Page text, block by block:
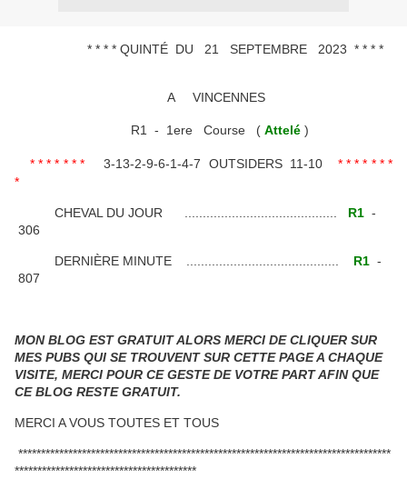
* * * * QUINTÉ DU 21 SEPTEMBRE 2023 * * * *
A VINCENNES
R1 - 1ere Course ( Attelé )
* * * * * * * 3-13-2-9-6-1-4-7 OUTSIDERS 11-10
* * * * * * *
*
CHEVAL DU JOUR .......................................... R1 -
306
DERNIÈRE MINUTE .......................................... R1 -
807
MON BLOG EST GRATUIT ALORS MERCI DE CLIQUER SUR
MES PUBS QUI SE TROUVENT SUR CETTE PAGE A CHAQUE
VISITE, MERCI POUR CE GESTE DE VOTRE PART AFIN QUE
CE BLOG RESTE GRATUIT.
MERCI A VOUS TOUTES ET TOUS
**********************************************************************************
****************************************